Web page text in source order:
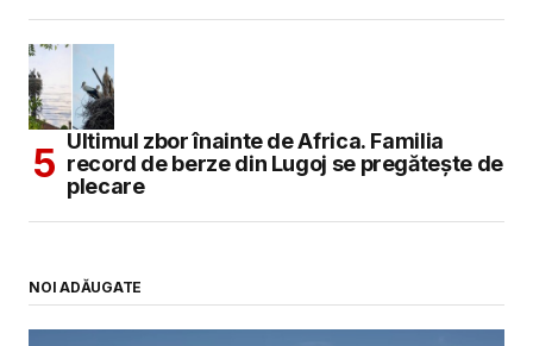
Ultimul zbor înainte de Africa. Familia
record de berze din Lugoj se pregătește de
plecare
NOI ADĂUGATE